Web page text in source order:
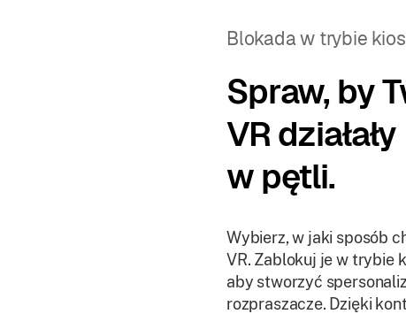
Blokada w trybie
Spraw, by
VR działały
w pętli.
Wybierz, w jaki sposób
VR. Zablokuj je w trybie
aby stworzyć
rozpraszacze. Dzięki